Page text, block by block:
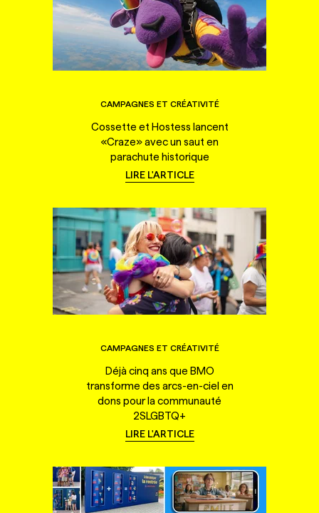
CAMPAGNES ET CRÉATIVITÉ
Cossette et Hostess lancent
«Craze» avec un saut en
parachute historique
LIRE L'ARTICLE
CAMPAGNES ET CRÉATIVITÉ
Déjà cinq ans que BMO
transforme des arcs-en-ciel en
dons pour la communauté
2SLGBTQ+
LIRE L'ARTICLE